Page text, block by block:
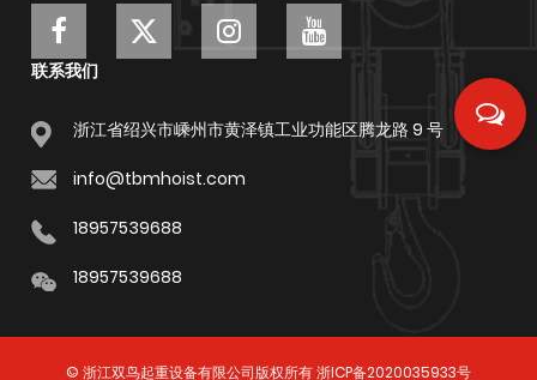
联系我们
浙江省绍兴市嵊州市黄泽镇工业功能区腾龙路 9 号
info@tbmhoist.com
18957539688
18957539688
© 浙江双鸟起重设备有限公司版权所有浙ICP备2020035933号